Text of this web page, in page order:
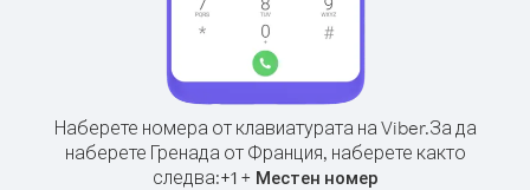
Наберете номера от клавиатурата на Viber.За да
наберете Гренада от Франция, наберете както
следва:+1+ Местен номер